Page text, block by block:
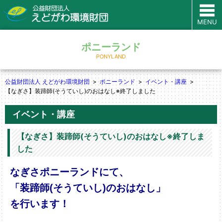
MENU
ポニーランド
PONYLAND
公益財団法人 えどがわ環境財団 ポニーランド
イベント・講座
【なぎさ】装蹄師(そうていし)のおはなし※終了しました
イベント・講座
【なぎさ】装蹄師(そうていし)のおはなし※終了しま
した
なぎさポニーランドにて、
「装蹄師(そうていし)のおはなし」
を行います！